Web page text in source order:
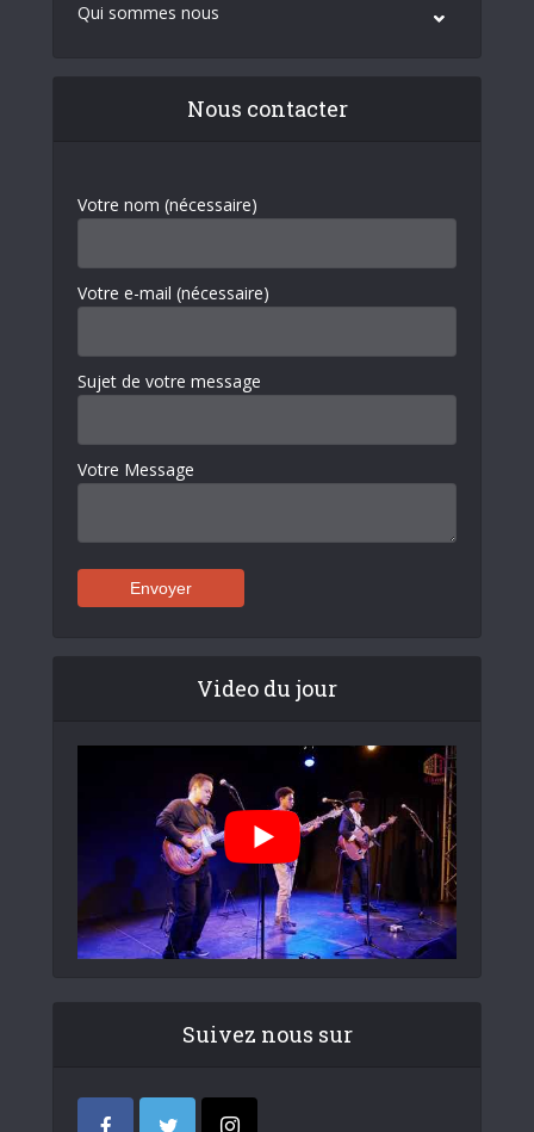
Qui sommes nous
Nous contacter
Votre nom (nécessaire)
Votre e-mail (nécessaire)
Sujet de votre message
Votre Message
Video du jour
Suivez nous sur